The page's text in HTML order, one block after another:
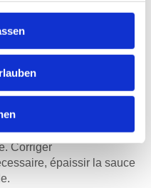
Rôtir la viande dans
pour frire. Déglacer avec
Couvrir et laisser mijoter
cuisson.
Corriger
épaissir la sauce